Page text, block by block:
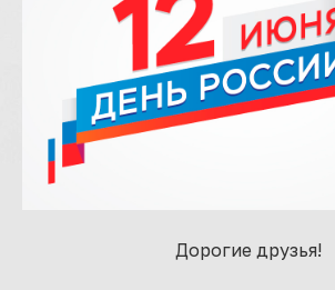
Дорогие друзья!